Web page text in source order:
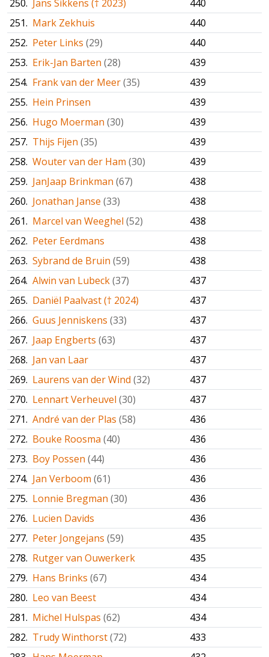
250. Jans Sikkens († 2023)
440
251. Mark Zekhuis
440
252. Peter Links (29)
440
253. Erik-Jan Barten (28)
439
254. Frank van der Meer(35)
439
255. Hein Prinsen
439
256. Hugo Moerman (30)
439
257. Thijs Fijen (35)
439
258. Wouter van der Ham (30)
439
259. JanJaap Brinkman (67)
438
260. Jonathan Janse (33)
438
261. Marcel van Weeghel (52)
438
262. Peter Eerdmans
438
263. Sybrand de Bruin (59)
438
264. Alwin van Lubeck(37)
437
265. Daniël Paalvast († 2024)
437
266. Guus Jenniskens (33)
437
267. Jaap Engberts (63)
437
268. Jan van Laar
437
269. Laurens van der Wind (32)
437
270. Lennart Verheuvel (30)
437
271. André van der Plas (58)
436
272. Bouke Roosma (40)
436
273. Boy Possen (44)
436
274. Jan Verboom (61)
436
275. Lonnie Bregman (30)
436
276. Lucien Davids
436
277. Peter Jongejans (59)
435
278. Rutger van Ouwerkerk
435
279. Hans Brinks (67)
434
280. Leo van Beest
434
281. Michel Hulspas (62)
434
282. Trudy Winthorst(72)
433